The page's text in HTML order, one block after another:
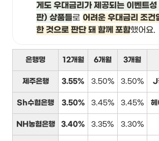
게도 우대금리가 제공되는 이벤트
판) 상품들로 어려운 우대금리 조건
한 것으로 판단 돼 함께 포함했어요.
은행명 12개월 6개월 3개월
제주은행 3.55% 3.50% 3.50% J
Sh수협은행 3.50% 3.45% 3.45%
NH농협은행 3.40% 3.35% 3.30%